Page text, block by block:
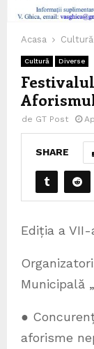
Acasa Cultură
Cultură Diverse
de GT Post
SHARE
Ediția a VII-
Municipală
●
aforisme